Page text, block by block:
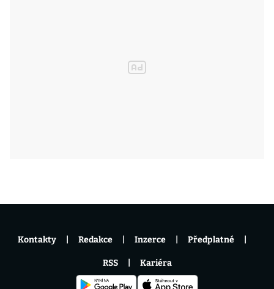
Kontakty Redakce Inzerce Předplatné
RSS Kariéra